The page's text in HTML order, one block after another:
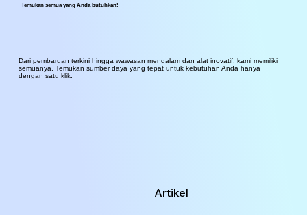
Temukan semua yang Anda butuhkan!
Dari pembaruan terkini hingga wawasan mendalam dan alat inovatif, kami memiliki
semuanya. Temukan sumber daya yang tepat untuk kebutuhan Anda hanya
dengan satu klik.
Artikel